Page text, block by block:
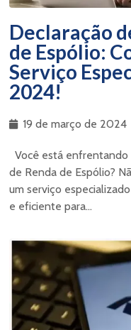
Declaração
de Espólio:
Serviço
2024!
19 de março de 2024
Você está enfrentando
de Renda de Espólio?
um serviço
e eficiente para...